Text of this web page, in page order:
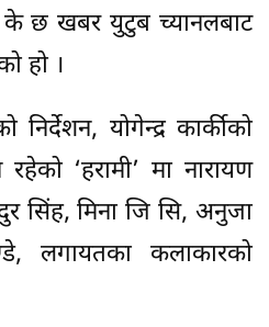
छ खबर युटुब च्यानलबाट
हो ।
निर्देशन, योगेन्द्र कार्कीको
‘हरामी’ मा नारायण
सिंह, मिना जि सि, अनुजा
लगायतका कलाकारको